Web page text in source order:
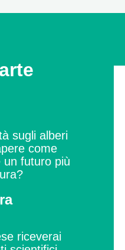
sugli alberi
come
un futuro più
riceverai